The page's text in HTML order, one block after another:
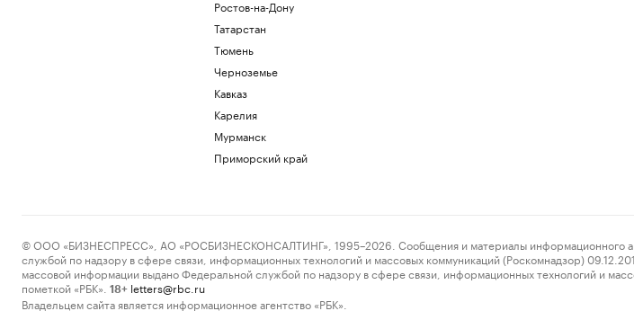
Ростов-на-Дону
Татарстан
Тюмень
Черноземье
Кавказ
Карелия
Мурманск
Приморский край
© ООО «БИЗНЕСПРЕСС», АО «РОСБИЗНЕСКОНСАЛТИНГ», 1995–2026. Сообщения и материалы информационного
службой по надзору в сфере связи, информационных технологий и массовых коммуникаций (Роскомнадзор)
массовой информации выдано Федеральной службой по надзору в сфере связи, информационных технологий и
пометкой «РБК».
18+ letters@rbc.ru
Владельцем сайта является информационное агентство «РБК».